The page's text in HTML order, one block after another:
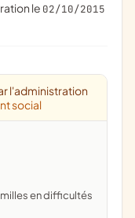
le 02/10/2015
l'administration
social
en difficultés